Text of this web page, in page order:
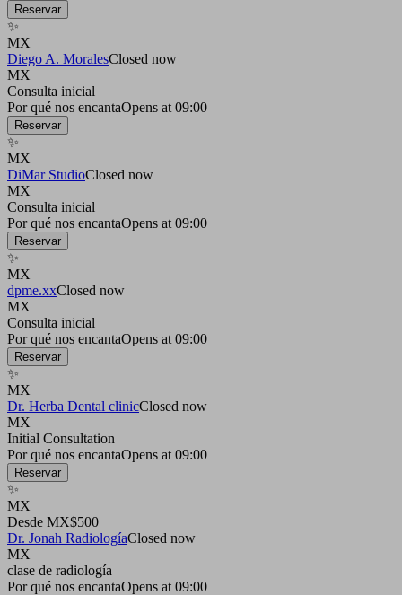
Reservar
✨
MX
Diego A. MoralesClosed now
MX
Consulta inicial
Por qué nos encantaOpens at 09:00
Reservar
✨
MX
DiMar StudioClosed now
MX
Consulta inicial
Por qué nos encantaOpens at 09:00
Reservar
✨
MX
dpme.xxClosed now
MX
Consulta inicial
Por qué nos encantaOpens at 09:00
Reservar
✨
MX
Dr. Herba Dental clinicClosed now
MX
Initial Consultation
Por qué nos encantaOpens at 09:00
Reservar
✨
MX
Desde MX$500
Dr. Jonah RadiologíaClosed now
MX
clase de radiología
Por qué nos encantaOpens at 09:00